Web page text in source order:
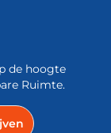
de hoogte
Ruimte.